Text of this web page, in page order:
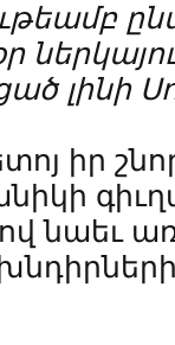
լինի
իր
նաեւ